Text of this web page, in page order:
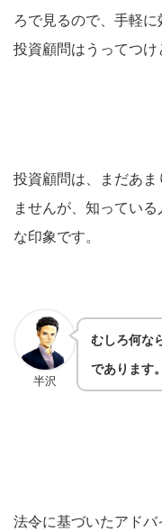
ろで見るので、手軽
投資顧問はうってつけ
投資顧問は、まだあま
ませんが、知ってい
な印象です。
半沢
むしろ何な
であります。
法令に基づいたアドバ